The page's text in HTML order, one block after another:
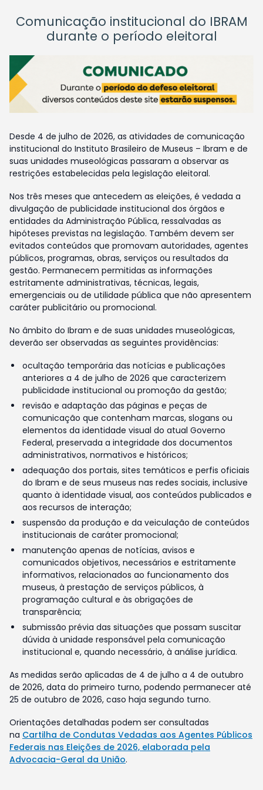
Comunicação institucional do IBRAM
durante o período eleitoral
Desde 4 de julho de 2026, as atividades de comunicação
institucional do Instituto Brasileiro de Museus – Ibram e de
suas unidades museológicas passaram a observar as
restrições estabelecidas pela legislação eleitoral.
Nos três meses que antecedem as eleições, é vedada a
divulgação de publicidade institucional dos órgãos e
entidades da Administração Pública, ressalvadas as
hipóteses previstas na legislação. Também devem ser
evitados conteúdos que promovam autoridades, agentes
públicos, programas, obras, serviços ou resultados da
gestão. Permanecem permitidas as informações
estritamente administrativas, técnicas, legais,
emergenciais ou de utilidade pública que não apresentem
caráter publicitário ou promocional.
No âmbito do Ibram e de suas unidades museológicas,
deverão ser observadas as seguintes providências:
ocultação temporária das notícias e publicações
anteriores a 4 de julho de 2026 que caracterizem
publicidade institucional ou promoção da gestão;
revisão e adaptação das páginas e peças de
comunicação que contenham marcas, slogans ou
elementos da identidade visual do atual Governo
Federal, preservada a integridade dos documentos
administrativos, normativos e históricos;
adequação dos portais, sites temáticos e perfis oficiais
do Ibram e de seus museus nas redes sociais, inclusive
quanto à identidade visual, aos conteúdos publicados e
aos recursos de interação;
suspensão da produção e da veiculação de conteúdos
institucionais de caráter promocional;
manutenção apenas de notícias, avisos e
comunicados objetivos, necessários e estritamente
informativos, relacionados ao funcionamento dos
museus, à prestação de serviços públicos, à
programação cultural e às obrigações de
transparência;
submissão prévia das situações que possam suscitar
dúvida à unidade responsável pela comunicação
institucional e, quando necessário, à análise jurídica.
As medidas serão aplicadas de 4 de julho a 4 de outubro
de 2026, data do primeiro turno, podendo permanecer até
25 de outubro de 2026, caso haja segundo turno.
Orientações detalhadas podem ser consultadas
na Cartilha de Condutas Vedadas aos Agentes Públicos
Federais nas Eleições de 2026, elaborada pela
Advocacia-Geral da União.